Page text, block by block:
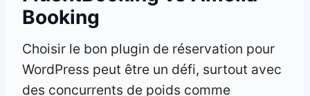
Booking
Choisir le bon plugin de réservation pour
WordPress peut être un défi, surtout avec
des concurrents de poids comme